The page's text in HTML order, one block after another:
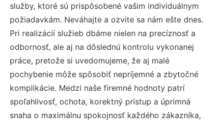
služby, ktoré sú prispôsobené vašim individuálnym
požiadavkám. Neváhajte a ozvite sa nám ešte dnes.
Pri realizácií služieb dbáme nielen na precíznosť a
odbornosť, ale aj na dôslednú kontrolu vykonanej
práce, pretože si uvedomujeme, že aj malé
pochybenie môže spôsobiť nepríjemné a zbytočné
komplikácie. Medzi naše firemné hodnoty patrí
spoľahlivosť, ochota, korektný prístup a úprimná
snaha o maximálnu spokojnosť každého zákazníka,